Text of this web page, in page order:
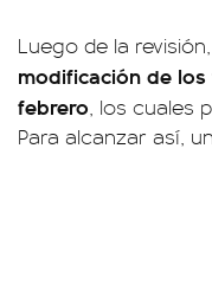
Luego de la
modificación de
febrero, los cuales
Para alcanzar así,